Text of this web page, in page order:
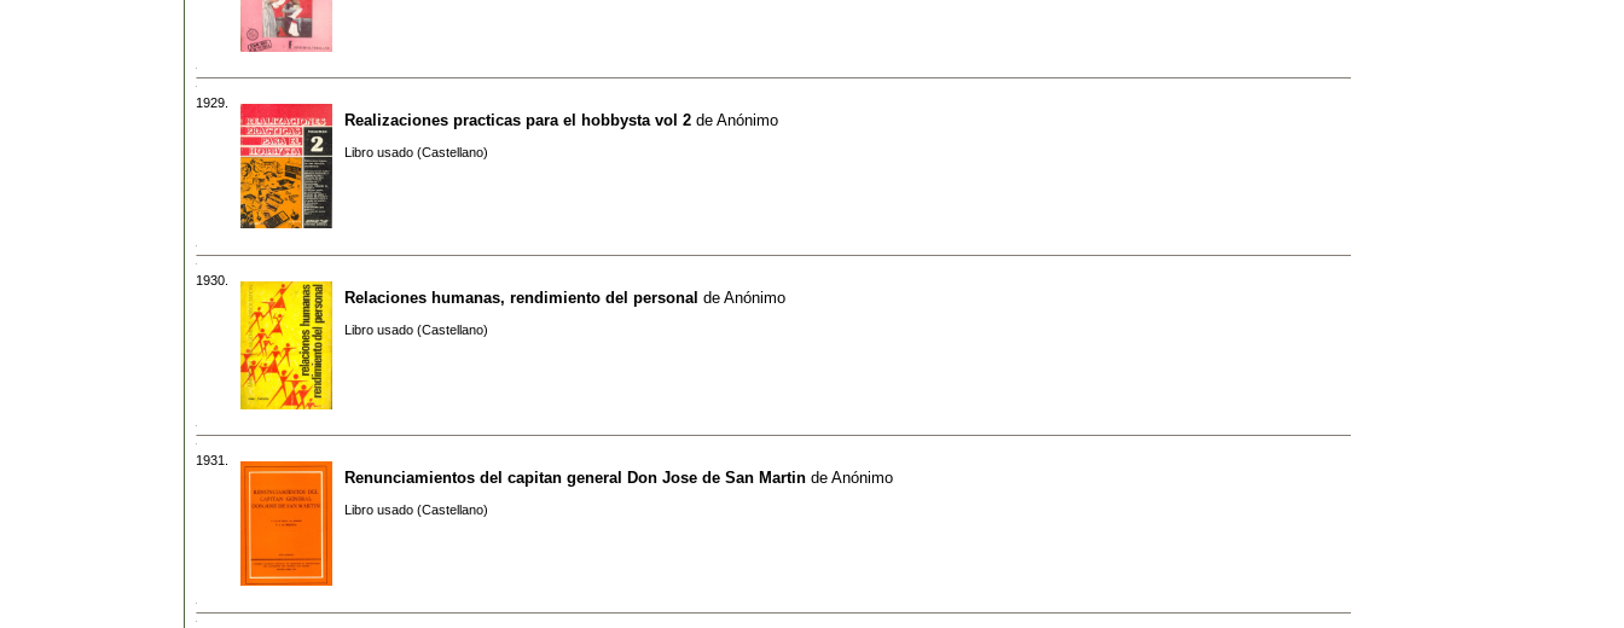
1929.
Realizaciones practicas para el hobbysta vol 2 de Anónimo
Libro usado (Castellano)
1930.
Relaciones humanas, rendimiento del personal de Anónimo
Libro usado (Castellano)
1931.
Renunciamientos del capitan general Don Jose de San Martin de Anónimo
Libro usado (Castellano)